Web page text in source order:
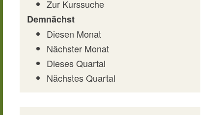
Zur Kurssuche
Demnächst
Diesen Monat
Nächster Monat
Dieses Quartal
Nächstes Quartal